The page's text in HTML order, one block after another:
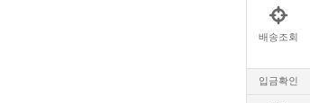
배송조회
입금확인